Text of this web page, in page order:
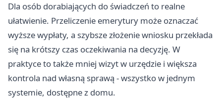
Dla osób dorabiających do świadczeń to realne
ułatwienie. Przeliczenie emerytury może oznaczać
wyższe wypłaty, a szybsze złożenie wniosku przekłada
się na krótszy czas oczekiwania na decyzję. W
praktyce to także mniej wizyt w urzędzie i większa
kontrola nad własną sprawą - wszystko w jednym
systemie, dostępne z domu.